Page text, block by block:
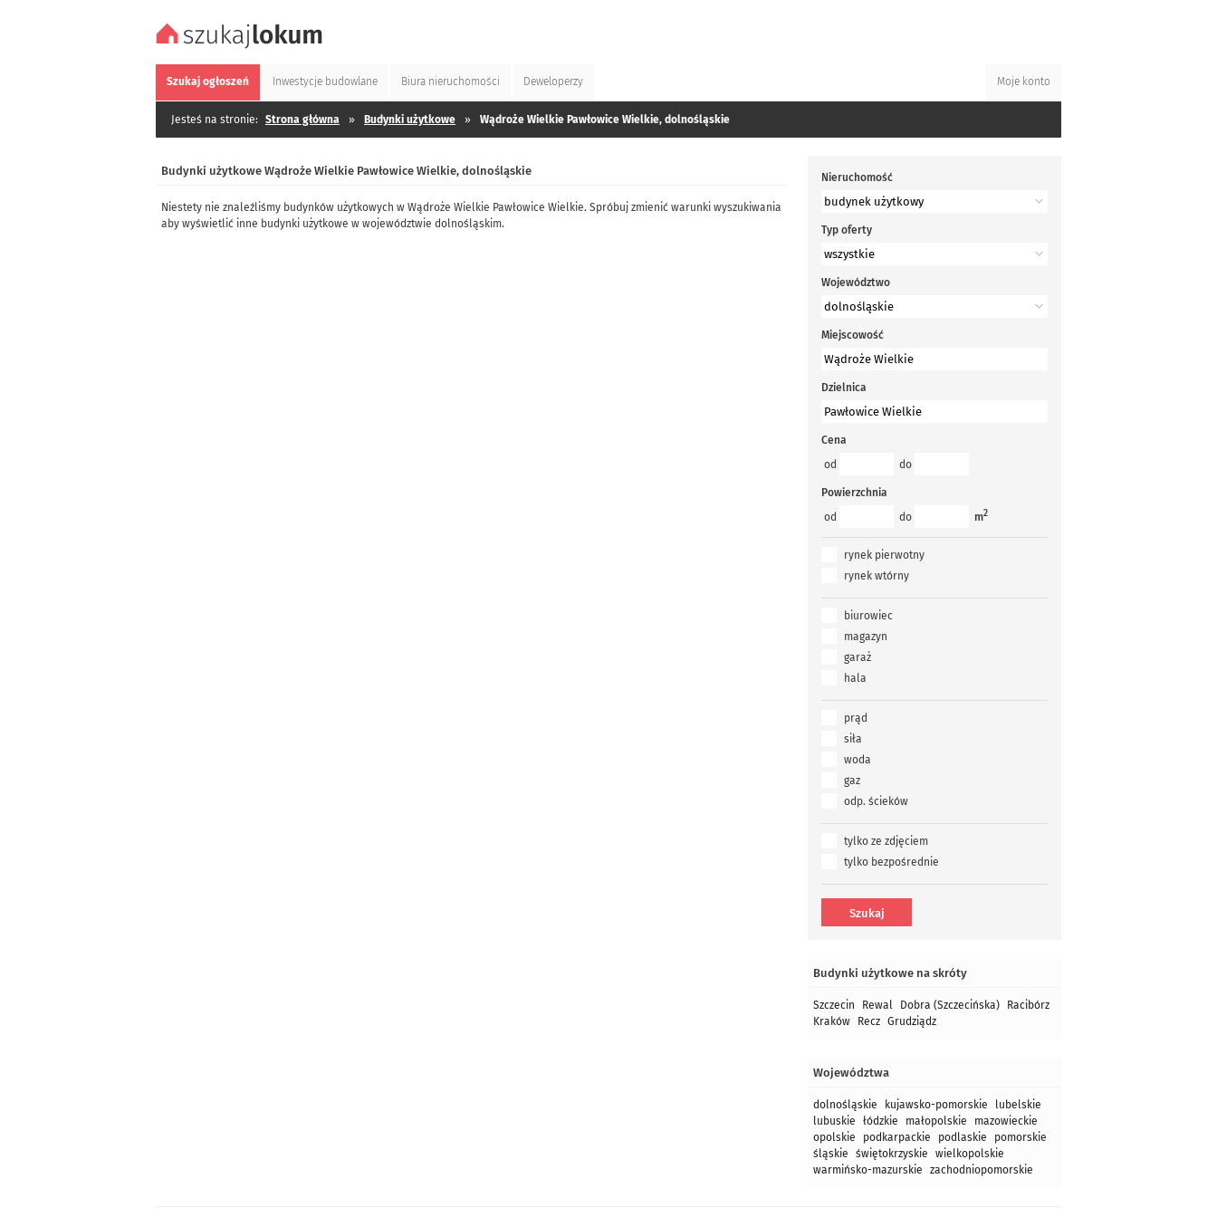
Szukaj ogłoszeń Inwestycje budowlane Biura nieruchomości Deweloperzy Moje konto
Jesteś na stronie: Strona główna » Budynki użytkowe » Wądroże Wielkie Pawłowice Wielkie, dolnośląskie
Budynki użytkowe Wądroże Wielkie Pawłowice Wielkie, dolnośląskie
Niestety nie znaleźliśmy budynków użytkowych w Wądroże Wielkie Pawłowice Wielkie. Spróbuj zmienić warunki wyszukiwania
aby wyświetlić inne budynki użytkowe w województwie dolnośląskim.
Nieruchomość
Typ oferty
Województwo
Miejscowość
Dzielnica
Cena
od
do
Powierzchnia
od
do m2
rynek pierwotny
rynek wtórny
biurowiec
magazyn
garaż
hala
prąd
siła
woda
gaz
odp. ścieków
tylko ze zdjęciem
tylko bezpośrednie
Budynki użytkowe na skróty
Szczecin Rewal Dobra (Szczecińska)
Racibórz
Kraków
Recz Grudziądz
Województwa
dolnośląskie kujawsko-pomorskie
lubelskie
lubuskie
łódzkie małopolskie
mazowieckie
opolskie
podkarpackie podlaskie
pomorskie
śląskie
świętokrzyskie
wielkopolskie
warmińsko-mazurskie
zachodniopomorskie